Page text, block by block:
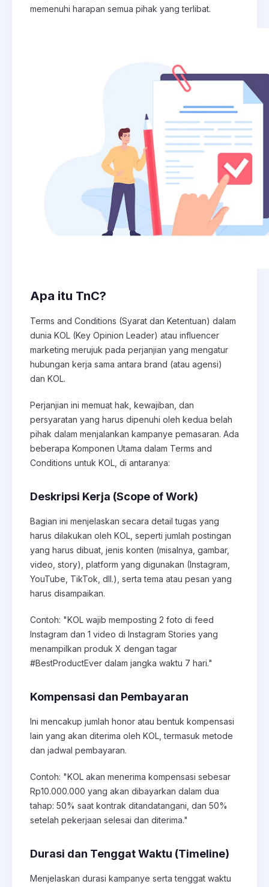
memenuhi harapan semua pihak yang terlibat.
Apa itu TnC?
Terms and Conditions (Syarat dan Ketentuan) dalam
dunia KOL (Key Opinion Leader) atau influencer
marketing merujuk pada perjanjian yang mengatur
hubungan kerja sama antara brand (atau agensi)
dan KOL.
Perjanjian ini memuat hak, kewajiban, dan
persyaratan yang harus dipenuhi oleh kedua belah
pihak dalam menjalankan kampanye pemasaran. Ada
beberapa Komponen Utama dalam Terms and
Conditions untuk KOL, di antaranya:
Deskripsi Kerja (Scope of Work)
Bagian ini menjelaskan secara detail tugas yang
harus dilakukan oleh KOL, seperti jumlah postingan
yang harus dibuat, jenis konten (misalnya, gambar,
video, story), platform yang digunakan (Instagram,
YouTube, TikTok, dll.), serta tema atau pesan yang
harus disampaikan.
Contoh: "KOL wajib memposting 2 foto di feed
Instagram dan 1 video di Instagram Stories yang
menampilkan produk X dengan tagar
#BestProductEver dalam jangka waktu 7 hari."
Kompensasi dan Pembayaran
Ini mencakup jumlah honor atau bentuk kompensasi
lain yang akan diterima oleh KOL, termasuk metode
dan jadwal pembayaran.
Contoh: "KOL akan menerima kompensasi sebesar
Rp10.000.000 yang akan dibayarkan dalam dua
tahap: 50% saat kontrak ditandatangani, dan 50%
setelah pekerjaan selesai dan diterima."
Durasi dan Tenggat Waktu (Timeline)
Menjelaskan durasi kampanye serta tenggat waktu